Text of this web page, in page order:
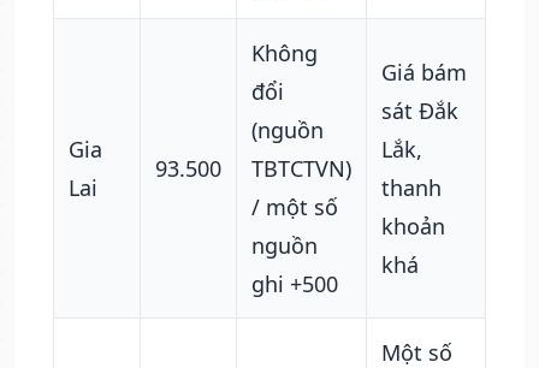
Gia
Lai
93.500
Không
đổi
(nguồn
TBTCTVN)
/ một số
nguồn
ghi +500
Giá bám
sát Đắk
Lắk,
thanh
khoản
khá
Một số